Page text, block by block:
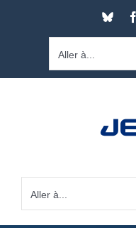
Bluesky
Aller à...
Aller à...